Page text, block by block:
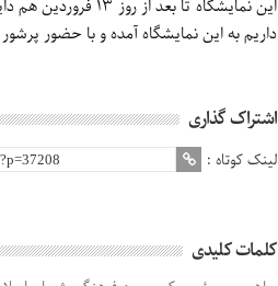
این نمایشگاه تا
داریم به این نمایشگاه آمده و با حضور
اشتراک گذاری
لینک کوتاه :
کلمات کلیدی